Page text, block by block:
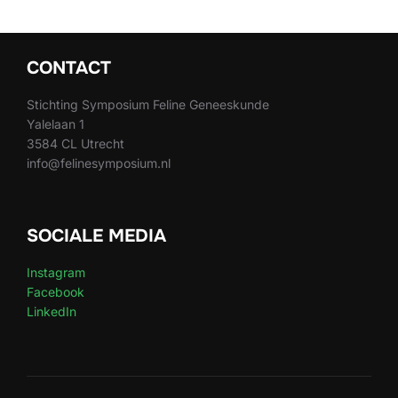
CONTACT
Stichting Symposium Feline Geneeskunde
Yalelaan 1
3584 CL Utrecht
info@felinesymposium.nl
SOCIALE MEDIA
Instagram
Facebook
LinkedIn